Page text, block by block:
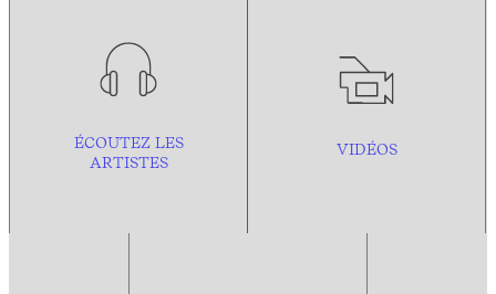
ÉCOUTEZ LES
ARTISTES
VIDÉOS